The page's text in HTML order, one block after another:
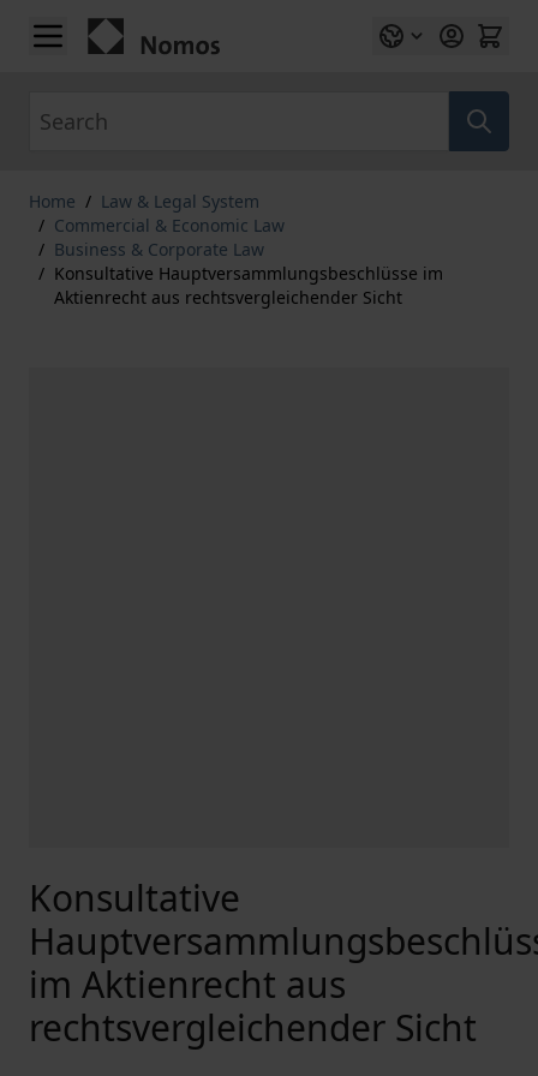
Skip to Content
Home / Law & Legal System
/ Commercial & Economic Law
/ Business & Corporate Law
/ Konsultative Hauptversammlungsbeschlüsse im
Aktienrecht aus rechtsvergleichender Sicht
Konsultative
im Aktienrecht aus
rechtsvergleichender Sicht